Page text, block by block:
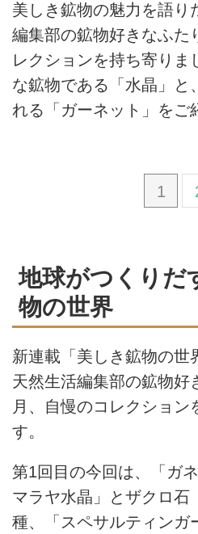
美しき鉱物の魅力を語
編集部の鉱物好きなふた
レクションを持ち寄りま
な鉱物である「水晶」と
れる「ガーネット」をご
1
地球がつくりだ
物の世界
新連載「美しき鉱物の世
天然生活編集部の鉱物好
月、自慢のコレクション
す。
第1回目の今回は、「ガ
マラヤ水晶」とザクロ石
種、「スペサルティンガ